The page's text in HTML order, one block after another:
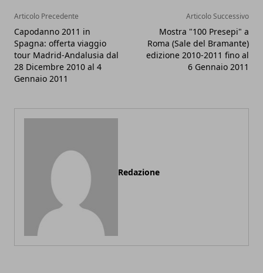
Articolo Precedente
Capodanno 2011 in
Spagna: offerta viaggio
tour Madrid-Andalusia dal
28 Dicembre 2010 al 4
Gennaio 2011
Articolo Successivo
Mostra "100 Presepi" a
Roma (Sale del Bramante)
edizione 2010-2011 fino al
6 Gennaio 2011
Redazione